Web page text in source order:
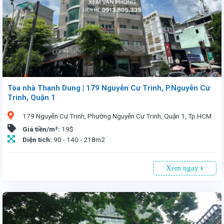
Tòa nhà Thanh Dung | 179 Nguyễn Cư Trinh, P.Nguyễn Cư
Trinh, Quận 1
179 Nguyễn Cư Trinh, Phường Nguyễn Cư Trinh, Quận 1, Tp.HCM
Giá tiền/m²: 19$
Diện tích: 90 - 140 - 218m2
Xem ngay